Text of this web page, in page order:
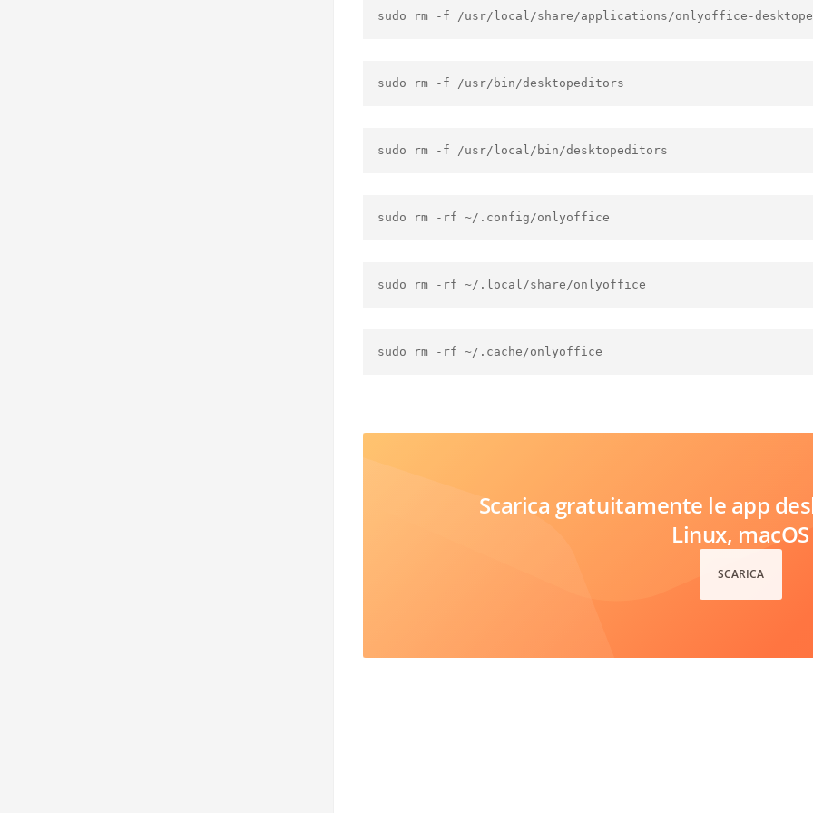
sudo rm -f /usr/local/share/applications/onlyoffice-
sudo rm -f /usr/bin/desktopeditors
sudo rm -f /usr/local/bin/desktopeditors
sudo rm -rf ~/.config/onlyoffice
sudo rm -rf ~/.local/share/onlyoffice
sudo rm -rf ~/.cache/onlyoffice
Scarica gratuitamente le app
Linux, macOS
SCARICA